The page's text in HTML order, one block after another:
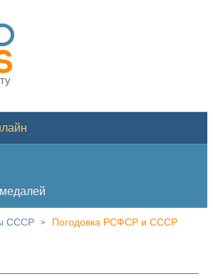
СССР > Погодовка РСФСР и СССР